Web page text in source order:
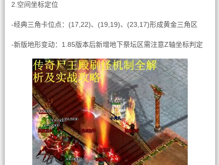
2.空间坐标定位
-经典三角卡位点：(17,22)、(19,19)、(23,17)形成黄金三角区
-新版地形变动：1.85版本后新增地下祭坛区需注意Z轴坐标判定